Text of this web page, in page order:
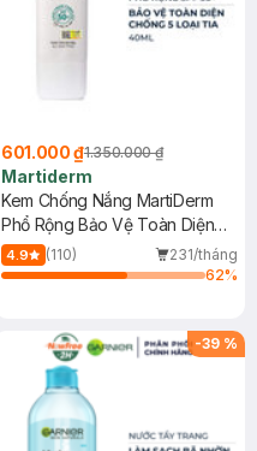
601.000 ₫1.350.000 ₫
Martiderm
Kem Chống Nắng MartiDerm
Phổ Rộng Bảo Vệ Toàn Diện
40ml
4.9 (110)
231/tháng
62%
-39 %